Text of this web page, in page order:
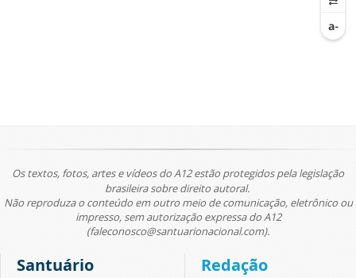
Os textos, fotos, artes e vídeos do A12 estão protegidos pela legislação
brasileira sobre direito autoral.
Não reproduza o conteúdo em outro meio de comunicação, eletrônico ou
impresso, sem autorização expressa do A12
(faleconosco@santuarionacional.com).
Santuário Redação